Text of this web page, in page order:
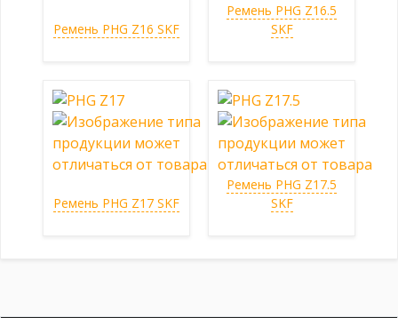
Ремень PHG Z16 SKF
Ремень PHG Z16.5
SKF
Ремень PHG Z17 SKF
Ремень PHG Z17.5
SKF